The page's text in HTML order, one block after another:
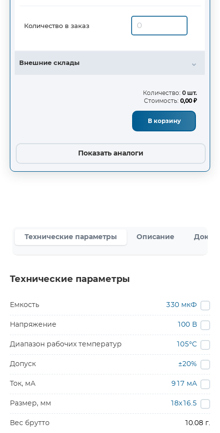
Количество в заказ
Внешние склады
Количество: 0 шт.
Стоимость: 0,00 ₽
В корзину
Показать аналоги
Технические параметры Описание
Технические параметры
Емкость 330 мкФ
Напряжение 100 В
Диапазон рабочих температур 105°C
Допуск ±20%
Ток, мА 917 мА
Размер, мм 18х16.5
Вес брутто 10.08 г.